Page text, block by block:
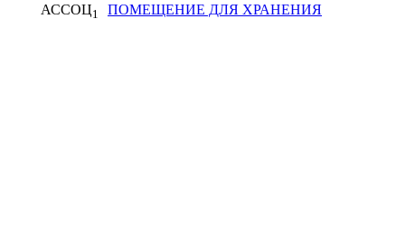
АССОЦ1 ПОМЕЩЕНИЕ ДЛЯ ХРАНЕНИЯ